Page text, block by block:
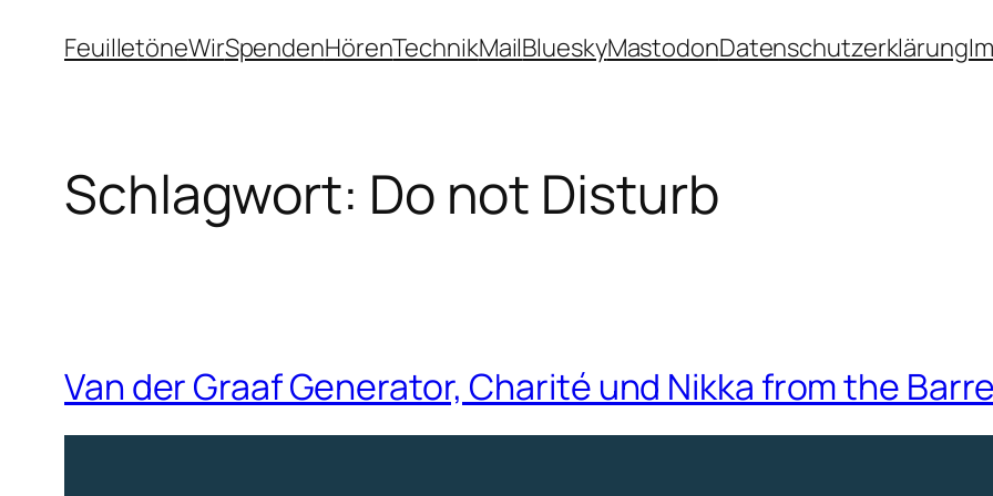
InhaltFeuilletöneWirSpendenHörenTechnikMailBlueskyMastodonDatenschutzerklärung
Schlagwort: Do not Disturb
Van der Graaf Generator, Charité und Nikka from the